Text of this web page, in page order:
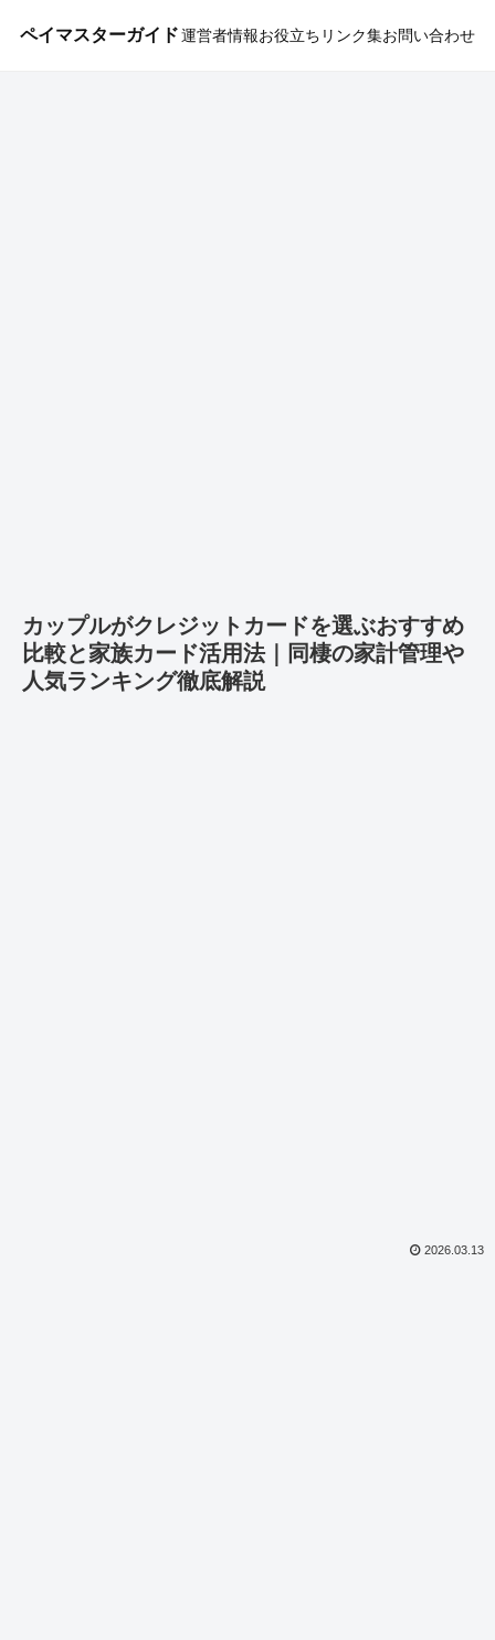
ペイマスターガイド運営者情報お役立ちリンク集お問い合わせ
カップルがクレジットカードを選ぶおすすめ
比較と家族カード活用法｜同棲の家計管理や
人気ランキング徹底解説
2026.03.13